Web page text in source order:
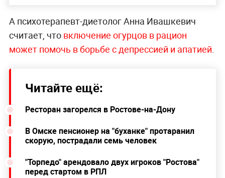
А психотерапевт-диетолог Анна Ивашкевич
считает, что включение огурцов в рацион
может помочь в борьбе с депрессией и апатией.
Читайте ещё:
Ресторан загорелся в Ростове-на-Дону
В Омске пенсионер на "буханке" протаранил
скорую, пострадали семь человек
"Торпедо" арендовало двух игроков "Ростова"
перед стартом в РПЛ